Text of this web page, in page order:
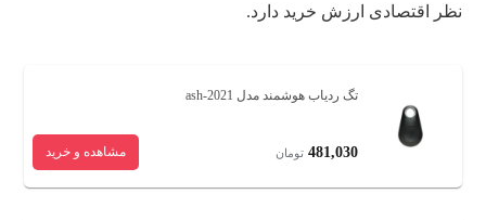
نظر اقتصادی ارزش خرید دارد.
تگ ردیاب هوشمند مدل ash-2021
481,030 تومان مشاهده و خرید